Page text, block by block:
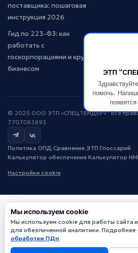
ЭТП
помочь.
поставщика: пошаговая
инструкция 2026
Гид по 223-ФЗ: как
работать с
госкорпорациями и крупным
бизнесом
© 2025 ООО ЭТП «СПЕЦТЕНДЕР» · Все
7707083893
Политика ОПД·Сравнение ЭТП·Глоссарий·
Калькулятор обеспечения·Калькулятор
Настройки cookie
Мы используем cookie
Мы используем cookie для работы сайта
для обезличенной аналитики. Подробнее
обработки ПДн.